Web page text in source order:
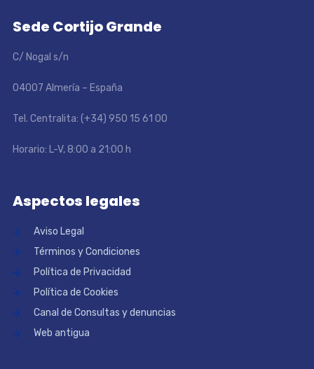
Sede Cortijo Grande
C/ Nogal s/n
04007 Almería – España
Tel. Centralita: (+34) 950 15 61 00
Horario: L-V, 8:00 a 21:00 h
Aspectos legales
Aviso Legal
Términos y Condiciones
Política de Privacidad
Política de Cookies
Canal de Consultas y denuncias
Web antigua